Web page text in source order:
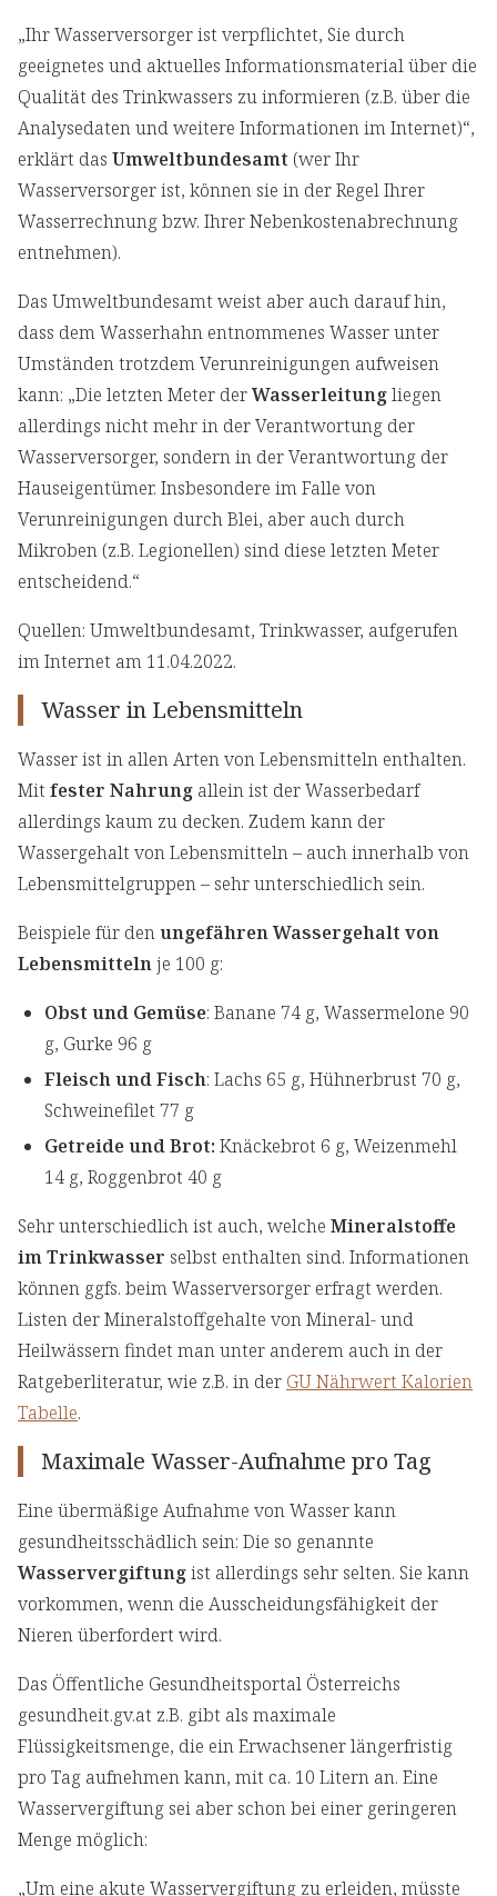
„Ihr Wasserversorger ist verpflichtet, Sie durch
geeignetes und aktuelles Informationsmaterial über die
Qualität des Trinkwassers zu informieren (z.B. über die
Analysedaten und weitere Informationen im Internet)“,
erklärt das Umweltbundesamt (wer Ihr
Wasserversorger ist, können sie in der Regel Ihrer
Wasserrechnung bzw. Ihrer Nebenkostenabrechnung
entnehmen).
Das Umweltbundesamt weist aber auch darauf hin,
dass dem Wasserhahn entnommenes Wasser unter
Umständen trotzdem Verunreinigungen aufweisen
kann: „Die letzten Meter derWasserleitungliegen
allerdings nicht mehr in der Verantwortung der
Wasserversorger, sondern in der Verantwortung der
Hauseigentümer. Insbesondere im Falle von
Verunreinigungen durch Blei, aber auch durch
Mikroben (z.B. Legionellen) sind diese letzten Meter
entscheidend.“
Quellen: Umweltbundesamt, Trinkwasser, aufgerufen
im Internet am 11.04.2022.
Wasser in Lebensmitteln
Wasser ist in allen Arten von Lebensmitteln enthalten.
Mit fester Nahrung allein ist der Wasserbedarf
allerdings kaum zu decken. Zudem kann der
Wassergehalt von Lebensmitteln – auch innerhalb von
Lebensmittelgruppen – sehr unterschiedlich sein.
Beispiele für denungefähren Wassergehalt von
Lebensmittelnje 100 g:
Obst und Gemüse: Banane 74 g, Wassermelone 90
g, Gurke 96 g
Fleisch und Fisch: Lachs 65 g, Hühnerbrust 70 g,
Schweinefilet 77 g
Getreide und Brot: Knäckebrot 6 g, Weizenmehl
14 g, Roggenbrot 40 g
Sehr unterschiedlich ist auch, welche Mineralstoffe
im Trinkwasser selbst enthalten sind. Informationen
können ggfs. beim Wasserversorger erfragt werden.
Listen der Mineralstoffgehalte von Mineral- und
Heilwässern findet man unter anderem auch in der
Ratgeberliteratur, wie z.B. in der GU Nährwert Kalorien
Tabelle.
Maximale Wasser-Aufnahme pro Tag
Eine übermäßige Aufnahme von Wasser kann
gesundheitsschädlich sein: Die so genannte
Wasservergiftungist allerdings sehr selten. Sie kann
vorkommen, wenn die Ausscheidungsfähigkeit der
Nieren überfordert wird.
Das Öffentliche Gesundheitsportal Österreichs
gesundheit.gv.at z.B. gibt als maximale
Flüssigkeitsmenge, die ein Erwachsener längerfristig
pro Tag aufnehmen kann, mit ca. 10 Litern an. Eine
Wasservergiftung sei aber schon bei einer geringeren
Menge möglich:
„Um eine akute Wasservergiftung zu erleiden, müsste